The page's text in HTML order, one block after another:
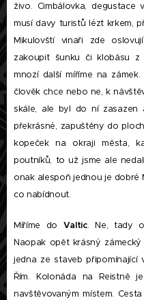
živo. Cimbálovka,
musí davy turistů lézt krkem,
Mikulovští vinaři zde
zakoupit šunku či klobásu
mnozí další míříme na
člověk chce nebo ne, k
skále, ale byl do ní zasazen
překrásné, zapuštěny do
kopeček na okraji města,
poutníků, to už jsme ale
onak alespoň jednou je dobré
co nabídnout.
Míříme do Valtic. Ne, tady
Naopak opět krásný
jedna ze staveb
Řím. Kolonáda na Reistně
navštěvovaným místem.